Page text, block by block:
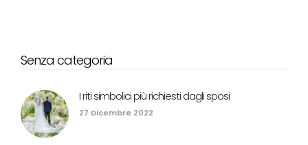
Senza categoria
I riti simbolici più richiesti dagli sposi
27 Dicembre 2022